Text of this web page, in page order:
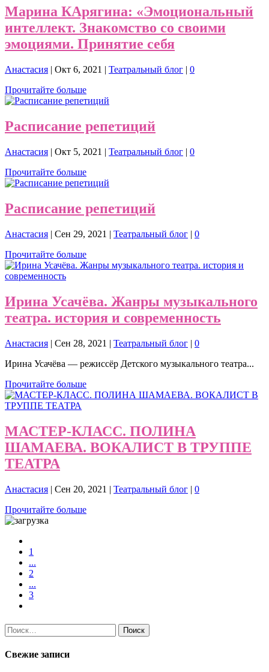
Марина КАрягина: «Эмоциональный
интеллект. Знакомство со своими
эмоциями. Принятие себя
Анастасия | Окт 6, 2021 | Театральный блог | 0
Прочитайте больше
Расписание репетиций
Анастасия | Окт 5, 2021 | Театральный блог | 0
Прочитайте больше
Расписание репетиций
Анастасия | Сен 29, 2021 | Театральный блог | 0
Прочитайте больше
Ирина Усачёва. Жанры музыкального
театра. история и современность
Анастасия | Сен 28, 2021 | Театральный блог | 0
Ирина Усачёва — режиссёр Детского музыкального театра...
Прочитайте больше
МАСТЕР-КЛАСС. ПОЛИНА
ШАМАЕВА. ВОКАЛИСТ В ТРУППЕ
ТЕАТРА
Анастасия | Сен 20, 2021 | Театральный блог | 0
Прочитайте больше
1
...
2
...
3
Найти:
Свежие записи